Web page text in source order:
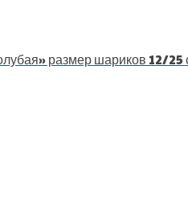
размер шариков 12/25